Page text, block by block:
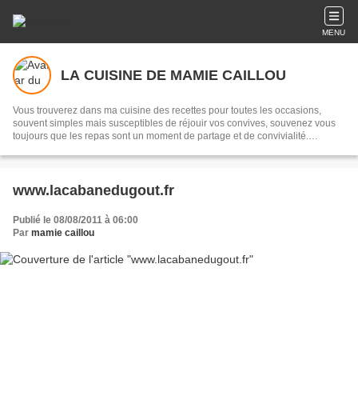
MENU
LA CUISINE DE MAMIE CAILLOU
Vous trouverez dans ma cuisine des recettes pour toutes les occasions,
souvent simples mais susceptibles de réjouir vos convives, souvenez vous
toujours que les repas sont un moment de partage et de convivialité.
www.lacabanedugout.fr
Publié le 08/08/2011 à 06:00
Par mamie caillou